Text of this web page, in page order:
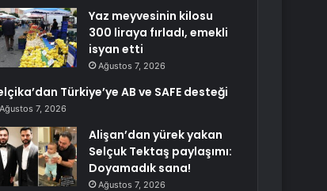
Yaz meyvesinin kilosu
300 liraya fırladı, emekli
isyan etti
Ağustos 7, 2026
Türkiye’ye AB ve SAFE desteği
Ağustos 7, 2026
Alişan’dan yürek yakan
Selçuk Tektaş paylaşımı:
Doyamadık sana!
Ağustos 7, 2026